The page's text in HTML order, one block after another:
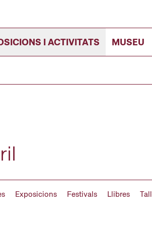
I ACTIVITATS MUSEU
Exposicions Festivals Llibres